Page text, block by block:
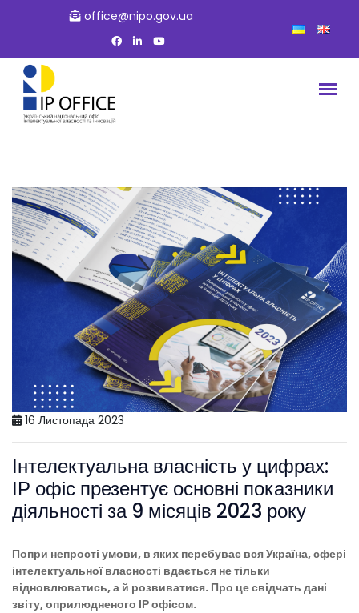
office@nipo.gov.ua
16 Листопада 2023
Інтелектуальна власність у цифрах:
ІР офіс презентує основні показники
діяльності за 9 місяців 2023 року
Попри непрості умови, в яких перебуває вся Україна, сфері
інтелектуальної власності вдається не тільки
відновлюватись, а й розвиватися. Про це свідчать дані
звіту, оприлюдненого ІР офісом.